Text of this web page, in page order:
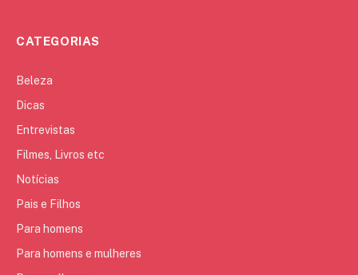
CATEGORIAS
Beleza
Dicas
Entrevistas
Filmes, Livros etc
Notícias
Pais e Filhos
Para homens
Para homens e mulheres